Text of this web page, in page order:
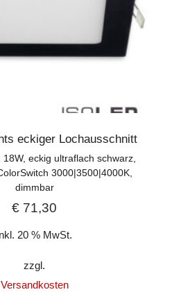
eckiger Lochausschnitt
eckig ultraflach schwarz,
3000|3500|4000K,
dimmbar
€ 71,30
20 % MwSt.
zzgl.
Versandkosten